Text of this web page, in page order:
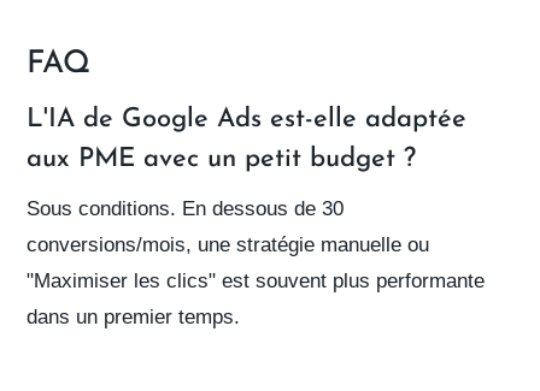
FAQ
L'IA de Google Ads est-elle adaptée
aux PME avec un petit budget ?
Sous conditions. En dessous de 30
conversions/mois, une stratégie manuelle ou
"Maximiser les clics" est souvent plus performante
dans un premier temps.